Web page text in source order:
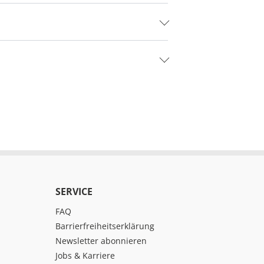
SERVICE
FAQ
Barrierfreiheitserklärung
Newsletter abonnieren
Jobs & Karriere